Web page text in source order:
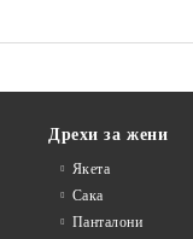
Дрехи за жени
Якета
Сакa
Панталони